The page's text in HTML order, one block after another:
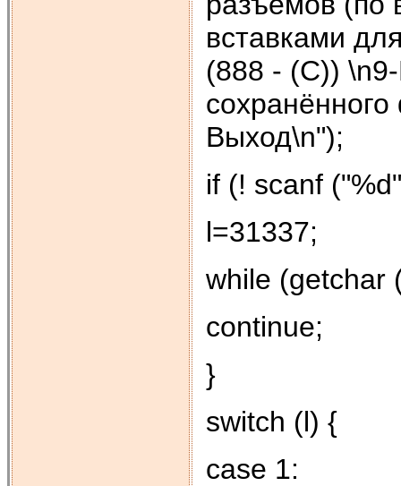
вставками
(888 - (С))
Выход\n");
if (! scanf
l=31337;
while (getchar
continue;
}
switch (l) {
case 1: